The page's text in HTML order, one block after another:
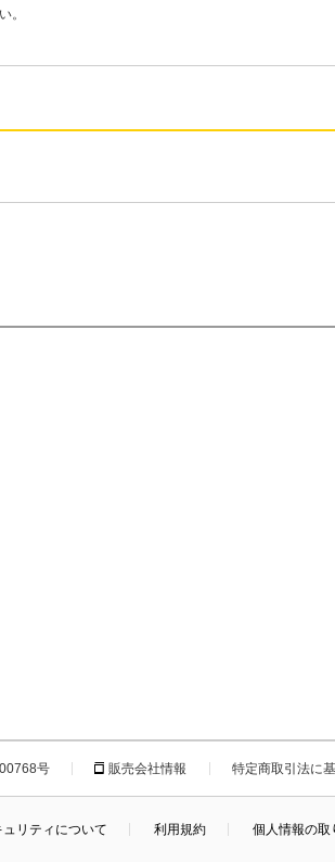
。
号 販売会社情報 特定商取引法に
リティについて 利用規約 個人情報の取